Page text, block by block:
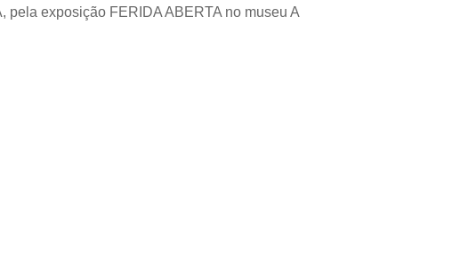
pela exposição FERIDA ABERTA no museu A